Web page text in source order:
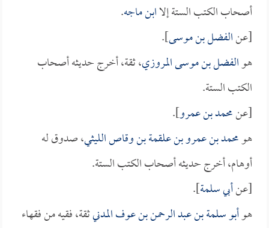
أصحاب الكتب الستة إلاابن ماجه.
[عنالفضل بن موسى].
هوالفضل بن موسى المروزي، ثقة، أخرج حديثه أصحاب
الكتب الستة.
[عنمحمد بن عمرو].
هومحمد بن عمرو بن علقمة بن وقاص الليثي، صدوق له
أوهام، أخرج حديثه أصحاب الكتب الستة.
[عنأبي سلمة].
هوأبو سلمة بن عبد الرحمن بن عوف المدنيثقة، فقيه من فقهاء